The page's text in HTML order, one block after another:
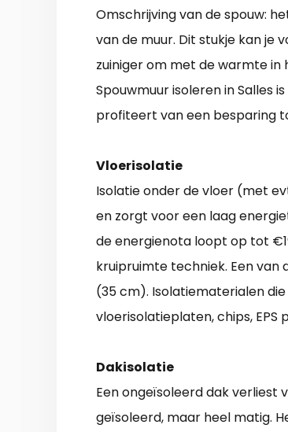
Omschrijving van de spouw:
van de muur. Dit stukje kan je
zuiniger om met de warmte in
Spouwmuur isoleren in Salles
profiteert van een besparing
Vloerisolatie
Isolatie onder de vloer (met
en zorgt voor een laag
de energienota loopt op tot
kruipruimte techniek. Een van
(35 cm). Isolatiematerialen
vloerisolatieplaten, chips,
Dakisolatie
Een ongeïsoleerd dak verliest
geïsoleerd, maar heel matig.